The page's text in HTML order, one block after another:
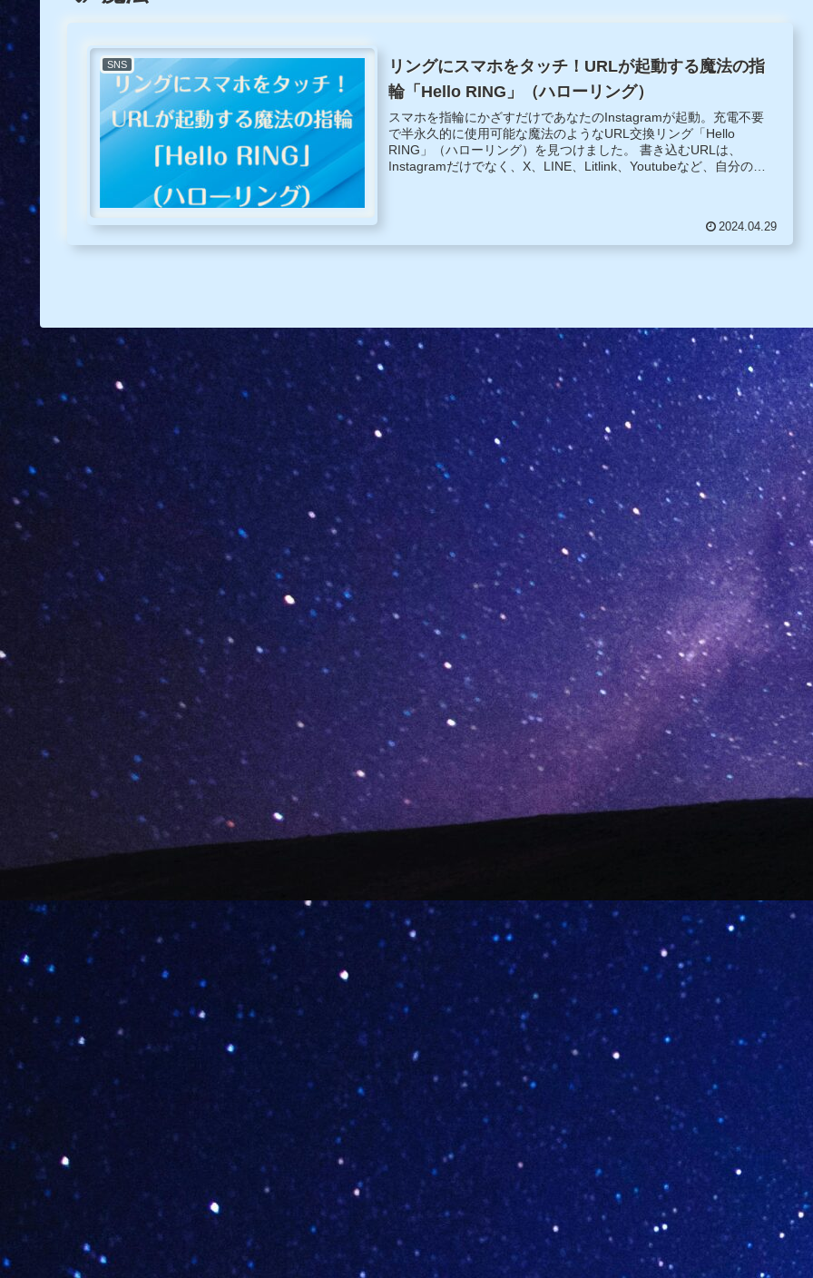
SNS
リングにスマホをタッチ！URLが起動する魔法の指
輪「Hello RING」（ハローリング）
スマホを指輪にかざすだけであなたのInstagramが起動。充電不要
で半永久的に使用可能な魔法のようなURL交換リング「Hello
RING」（ハローリング）を見つけました。 書き込むURLは、
Instagramだけでなく、X、LINE、Litlink、Youtubeなど、自分の
2024.04.29